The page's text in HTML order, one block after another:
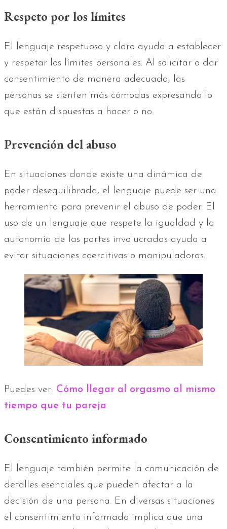
Respeto por los límites
El lenguaje respetuoso y claro ayuda a establecer
y respetar los límites personales. Al solicitar o dar
consentimiento de manera adecuada, las
personas se sienten más cómodas expresando lo
que están dispuestas a hacer o no.
Prevención del abuso
En situaciones donde existe una dinámica de
poder desequilibrada, el lenguaje puede ser una
herramienta para prevenir el abuso de poder. El
uso de un lenguaje que respete la igualdad y la
autonomía de las partes involucradas ayuda a
evitar situaciones coercitivas o manipuladoras.
Puedes ver: Cómo llegar al orgasmo al mismo
tiempo que tu pareja
Consentimiento informado
El lenguaje también permite la comunicación de
detalles esenciales que pueden afectar a la
decisión de una persona. En diversas situaciones
el consentimiento informado implica que una